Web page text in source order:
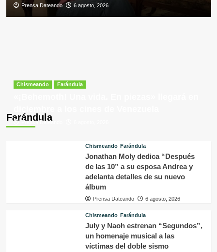
Prensa Dateando 6 agosto, 2026
Farándula
Chismeando Farándula
Prensa Dateando
Chismeando Farándula
Jonathan Moly dedica “Después
de las 10” a su esposa Andrea y
adelanta detalles de su nuevo
álbum
Prensa Dateando 6 agosto, 2026
Chismeando Farándula
July y Naoh estrenan “Segundos”,
un homenaje musical a las
víctimas del doble sismo